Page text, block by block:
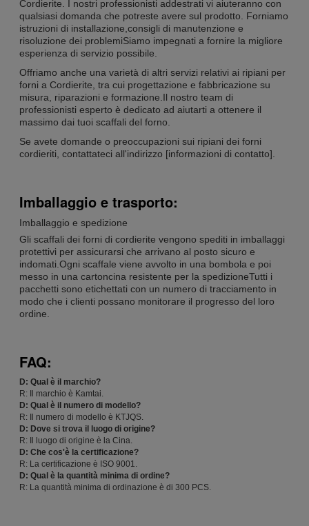
Cordierite. I nostri professionisti addestrati vi aiuteranno con
qualsiasi domanda che potreste avere sul prodotto. Forniamo
istruzioni di installazione,consigli di manutenzione e
risoluzione dei problemiSiamo impegnati a fornire la migliore
esperienza di servizio possibile.
Offriamo anche una varietà di altri servizi relativi ai ripiani per
forni a Cordierite, tra cui progettazione e fabbricazione su
misura, riparazioni e formazione.Il nostro team di
professionisti esperto è dedicato ad aiutarti a ottenere il
massimo dai tuoi scaffali del forno.
Se avete domande o preoccupazioni sui ripiani dei forni
cordieriti, contattateci all'indirizzo [informazioni di contatto].
Imballaggio e trasporto:
Imballaggio e spedizione
Gli scaffali dei forni di cordierite vengono spediti in imballaggi
protettivi per assicurarsi che arrivano al posto sicuro e
indomati.Ogni scaffale viene avvolto in una bombola e poi
messo in una cartoncina resistente per la spedizioneTutti i
pacchetti sono etichettati con un numero di tracciamento in
modo che i clienti possano monitorare il progresso del loro
ordine.
FAQ:
D: Qual è il marchio?
R: Il marchio è Kamtai.
D: Qual è il numero di modello?
R: Il numero di modello è KTJQS.
D: Dove si trova il luogo di origine?
R: Il luogo di origine è la Cina.
D: Che cos'è la certificazione?
R: La certificazione è ISO 9001.
D: Qual è la quantità minima di ordine?
R: La quantità minima di ordinazione è di 300 PCS.